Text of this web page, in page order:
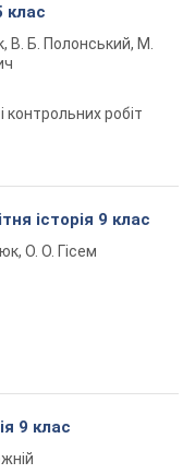
клас
В. Б. Полонський, М.
контрольних робіт
історія 9 клас
О. О. Гісем
9 клас